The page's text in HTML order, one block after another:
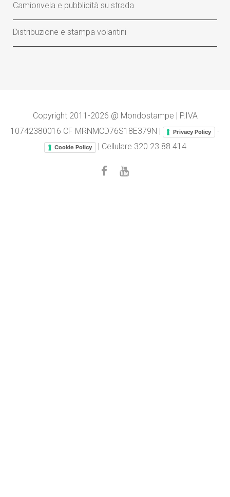
Camionvela e pubblicità su strada
Distribuzione e stampa volantini
Copyright 2011-2026 @ Mondostampe | P.IVA
10742380016 CF MRNMCD76S18E379N |
Privacy Policy -
Cookie Policy | Cellulare 320 23.88.414